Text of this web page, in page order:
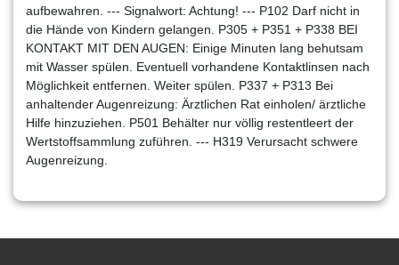
aufbewahren. --- Signalwort: Achtung! --- P102 Darf nicht in
die Hände von Kindern gelangen. P305 + P351 + P338 BEI
KONTAKT MIT DEN AUGEN: Einige Minuten lang behutsam
mit Wasser spülen. Eventuell vorhandene Kontaktlinsen nach
Möglichkeit entfernen. Weiter spülen. P337 + P313 Bei
anhaltender Augenreizung: Ärztlichen Rat einholen/ ärztliche
Hilfe hinzuziehen. P501 Behälter nur völlig restentleert der
Wertstoffsammlung zuführen. --- H319 Verursacht schwere
Augenreizung.